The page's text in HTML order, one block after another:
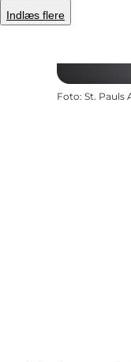
Indlæs flere
Foto: St. Pauls